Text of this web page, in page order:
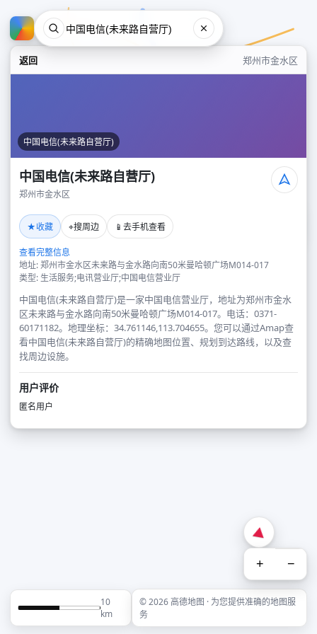
返回 郑州市金水区
中国电信(未来路自营厅)
中国电信(未来路自营厅)
郑州市金水区
★收藏 ⌖搜周边 📱 去手机查看
查看完整信息
地址: 郑州市金水区未来路与金水路向南50米曼哈顿广场M014-017
类型: 生活服务;电讯营业厅;中国电信营业厅
中国电信(未来路自营厅)是一家中国电信营业厅，地址为郑州市金水
区未来路与金水路向南50米曼哈顿广场M014-017。电话：0371-
60171182。地理坐标：34.761146,113.704655。您可以通过Amap查
看中国电信(未来路自营厅)的精确地图位置、规划到达路线，以及查
找周边设施。
用户评价
匿名用户
+ −
10
km
© 2026 高德地图 · 为您提供准确的地图服
务